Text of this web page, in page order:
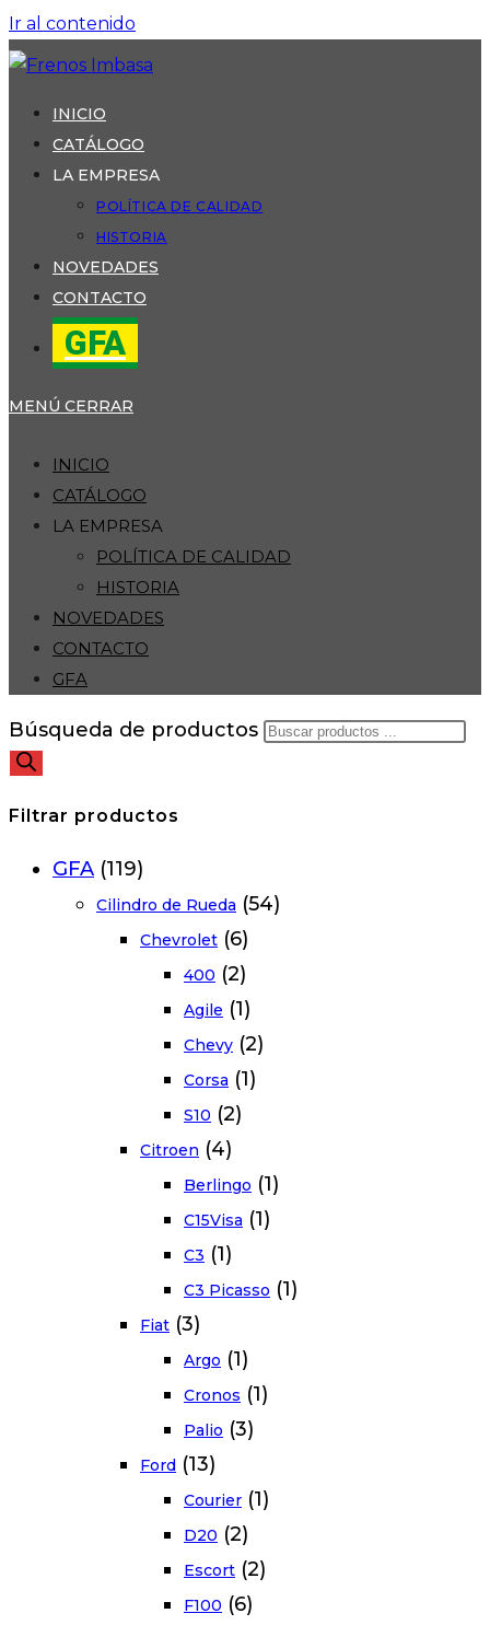
Ir al contenido
INICIO
CATÁLOGO
LA EMPRESA
POLÍTICA DE CALIDAD
HISTORIA
NOVEDADES
CONTACTO
GFA
MENÚ CERRAR
INICIO
CATÁLOGO
LA EMPRESA
POLÍTICA DE CALIDAD
HISTORIA
NOVEDADES
CONTACTO
GFA
Búsqueda de productos
Filtrar productos
GFA (119)
Cilindro de Rueda (54)
Chevrolet (6)
400 (2)
Agile (1)
Chevy (2)
Corsa (1)
S10 (2)
Citroen (4)
Berlingo (1)
C15Visa (1)
C3 (1)
C3 Picasso (1)
Fiat (3)
Argo (1)
Cronos (1)
Palio (3)
Ford (13)
Courier (1)
D20 (2)
Escort (2)
F100 (6)